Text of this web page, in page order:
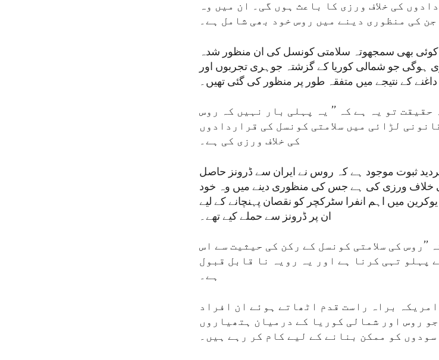
کی خلاف ورزی کا باعث ہوں گی۔ ان میں وہ
کی منظوری دینے میں روس خود بھی شامل ہے۔
کوئی بھی سمجھوتہ سلامتی کونسل کی ان منظور شدہ
ہوگی جو شمالی کوریا کے گزشتہ جوہری تجربوں اور
داغنے کے نتیجے میں متفقہ طور پر منظور کی گئی تھیں۔
تو یہ ہے کہ ’’ یہ پہلی بار نہیں کہ روس
لڑائی میں سلامتی کونسل کی قراردادوں
کی خلاف ورزی کی ہے۔
ثبوت موجود ہے کہ روس نے ایران سے ڈرونز حاصل
خلاف ورزی کی ہے جس کی منظوری دینے میں وہ خود
میں اہم انفرا سٹرکچر کو نقصان پہنچانے کے لیے
ان پر ڈرونز سے حملے کیے تھے۔
’’روس کی سلامتی کونسل کے رکن کی حیثیت سے اس
پہلو تہی کرنا ہے اور یہ رویہ نا قابل قبول
ہے۔
امریکہ براہ راست قدم اٹھاتے ہوئے ان افراد
جو روس اور شمالی کوریا کے درمیان ہتھیاروں
سودوں کو ممکن بنانے کے لیے کام کر رہے ہیں۔